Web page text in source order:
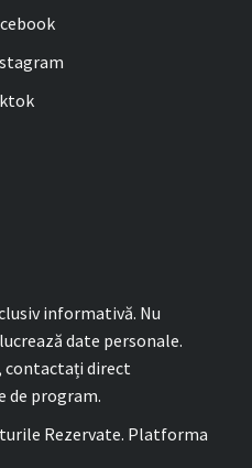
informativă. Nu
date personale.
contactați direct
de program.
Rezervate. Platforma